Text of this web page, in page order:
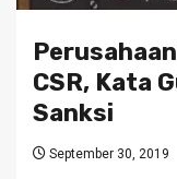
CSR, Kata
Sanksi
September 30, 2019